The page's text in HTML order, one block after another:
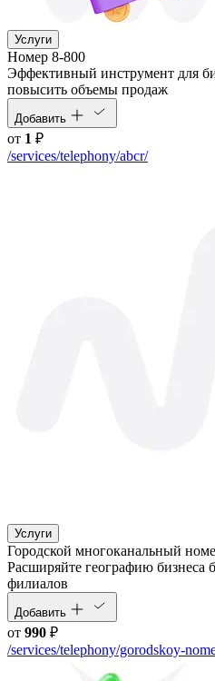
Услуги
Номер 8-800
Эффективный инструмент для
повысить объемы продаж
Добавить
от 1 ₽
/services/telephony/abcr/
Услуги
Городской многоканальный
Расширяйте географию бизнеса
филиалов
Добавить
от 990 ₽
/services/telephony/gorodskoy-